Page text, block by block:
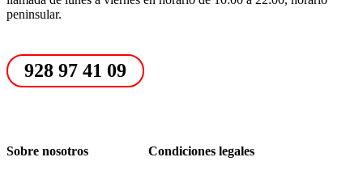
peninsular.
928 97 41 09
Sobre nosotros
Condiciones legales